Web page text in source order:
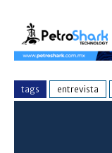
tags entrevista